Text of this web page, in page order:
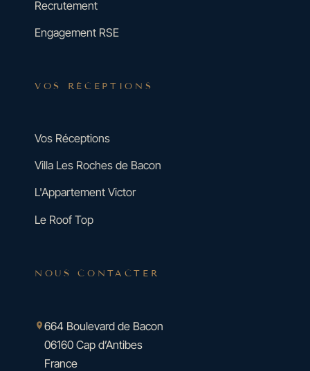
Recrutement
Engagement RSE
VOS RÉCEPTIONS
Vos Réceptions
Villa Les Roches de Bacon
L'Appartement Victor
Le Roof Top
NOUS CONTACTER
664 Boulevard de Bacon
06160 Cap d’Antibes
France